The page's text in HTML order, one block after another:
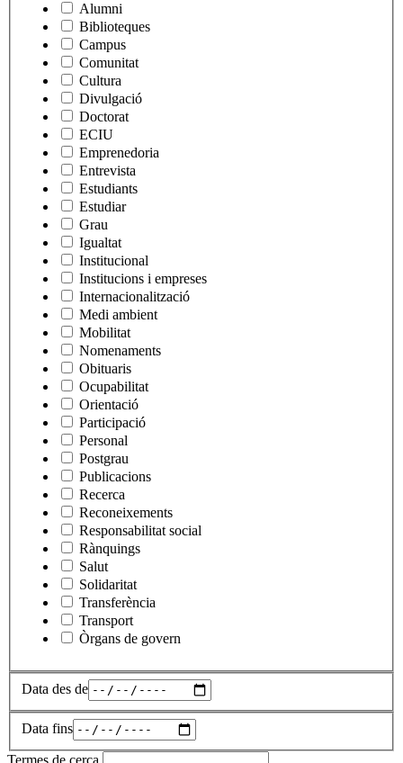
Alumni
Biblioteques
Campus
Comunitat
Cultura
Divulgació
Doctorat
ECIU
Emprenedoria
Entrevista
Estudiants
Estudiar
Grau
Igualtat
Institucional
Institucions i empreses
Internacionalització
Medi ambient
Mobilitat
Nomenaments
Obituaris
Ocupabilitat
Orientació
Participació
Personal
Postgrau
Publicacions
Recerca
Reconeixements
Responsabilitat social
Rànquings
Salut
Solidaritat
Transferència
Transport
Òrgans de govern
Data des de
Data fins
Termes de cerca